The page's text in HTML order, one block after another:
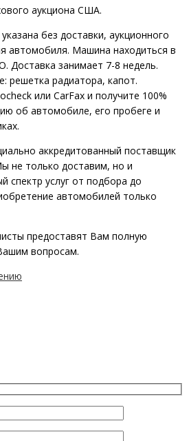
аукциона США.
без доставки, аукционного
автомобиля. Машина находиться в
Доставка занимает 7-8 недель.
решетка радиатора, капот.
или CarFax и получите 100%
об автомобиле, его пробеге и
аккредитованный поставщик
не только доставим, но и
спектр услуг от подбора до
автомобилей только
предоставят Вам полную
вопросам.